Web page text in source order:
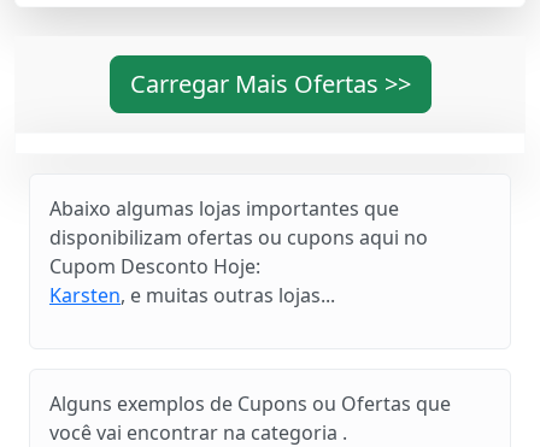
Carregar Mais Ofertas >>
Abaixo algumas lojas importantes que
disponibilizam ofertas ou cupons aqui no
Cupom Desconto Hoje:
Karsten, e muitas outras lojas...
Alguns exemplos de Cupons ou Ofertas que
você vai encontrar na categoria .